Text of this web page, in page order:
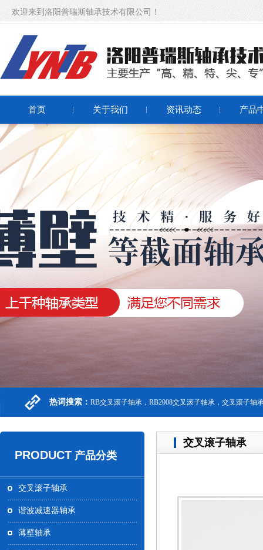
欢迎来到洛阳普瑞斯轴承技术有限公司！
首页 关于我们 资讯动态 产品
热词搜索： RB交叉滚子轴承，RB2008交叉滚子轴承，交叉滚子轴
PRODUCT 产品分类
交叉滚子轴承
谐波减速器轴承
薄壁轴承
交叉滚子轴承